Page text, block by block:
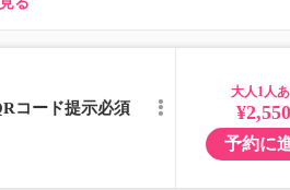
いただきご予約にお進みください。
車をお断りする場合があります。
座席やシート設備が変更となる場合が
コード提示必須
大人
予約に